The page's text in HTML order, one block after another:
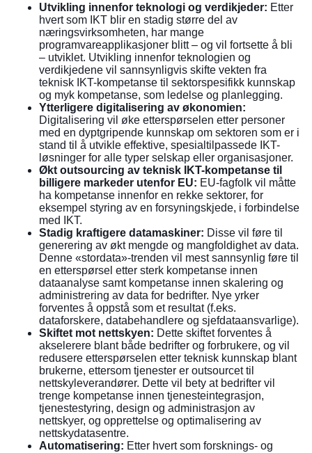
Utvikling innenfor teknologi og verdikjeder: Etter
hvert som IKT blir en stadig større del av
næringsvirksomheten, har mange
programvareapplikasjoner blitt – og vil fortsette å bli
– utviklet. Utvikling innenfor teknologien og
verdikjedene vil sannsynligvis skifte vekten fra
teknisk IKT-kompetanse til sektorspesifikk kunnskap
og myk kompetanse, som ledelse og planlegging.
Ytterligere digitalisering av økonomien:
Digitalisering vil øke etterspørselen etter personer
med en dyptgripende kunnskap om sektoren som er i
stand til å utvikle effektive, spesialtilpassede IKT-
løsninger for alle typer selskap eller organisasjoner.
Økt outsourcing av teknisk IKT-kompetanse til
billigere markeder utenfor EU: EU-fagfolk vil måtte
ha kompetanse innenfor en rekke sektorer, for
eksempel styring av en forsyningskjede, i forbindelse
med IKT.
Stadig kraftigere datamaskiner: Disse vil føre til
generering av økt mengde og mangfoldighet av data.
Denne «stordata»-trenden vil mest sannsynlig føre til
en etterspørsel etter sterk kompetanse innen
dataanalyse samt kompetanse innen skalering og
administrering av data for bedrifter. Nye yrker
forventes å oppstå som et resultat (f.eks.
dataforskere, databehandlere og sjefdataansvarlige).
Skiftet mot nettskyen: Dette skiftet forventes å
akselerere blant både bedrifter og forbrukere, og vil
redusere etterspørselen etter teknisk kunnskap blant
brukerne, ettersom tjenester er outsourcet til
nettskyleverandører. Dette vil bety at bedrifter vil
trenge kompetanse innen tjenesteintegrasjon,
tjenestestyring, design og administrasjon av
nettskyer, og opprettelse og optimalisering av
nettskydatasentre.
Automatisering: Etter hvert som forsknings- og